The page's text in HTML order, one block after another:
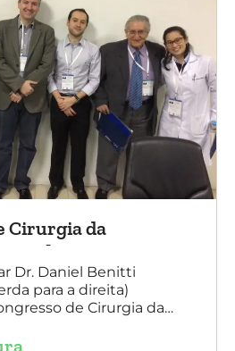
Cirurgia da
Amaro
Dr. Daniel Benitti
para a direita)
de Cirurgia da
O evento também